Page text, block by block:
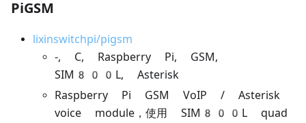
PiGSM
lixinswitchpi/pigsm
-, C, Raspberry Pi, GSM,
SIM800L, Asterisk
Raspberry Pi GSM VoIP / Asterisk
voice module，使用 SIM800L quad